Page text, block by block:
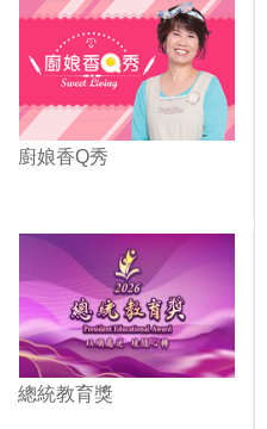
廚娘香Q秀
總統教育獎